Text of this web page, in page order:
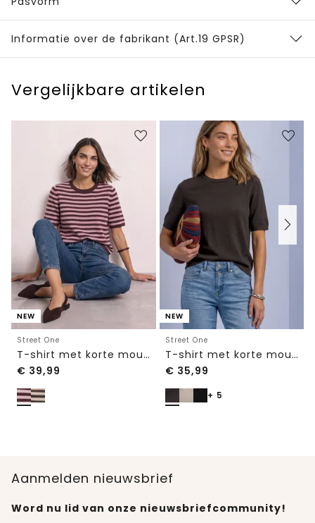
Informatie over de fabrikant (Art.19 GPSR)
Vergelijkbare artikelen
NEW
Street One
T-shirt met korte mouwen, ronde hals en strepen
€ 39,99
NEW
Street One
T-shirt met korte mouwen en ronde hals in effen kleur
€ 35,99
+ 5
Aanmelden nieuwsbrief
Word nu lid van onze nieuwsbriefcommunity!